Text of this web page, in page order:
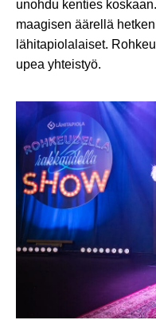
unohdu kenties
maagisen äärellä
lähitapiolalaiset.
upea yhteistyö.